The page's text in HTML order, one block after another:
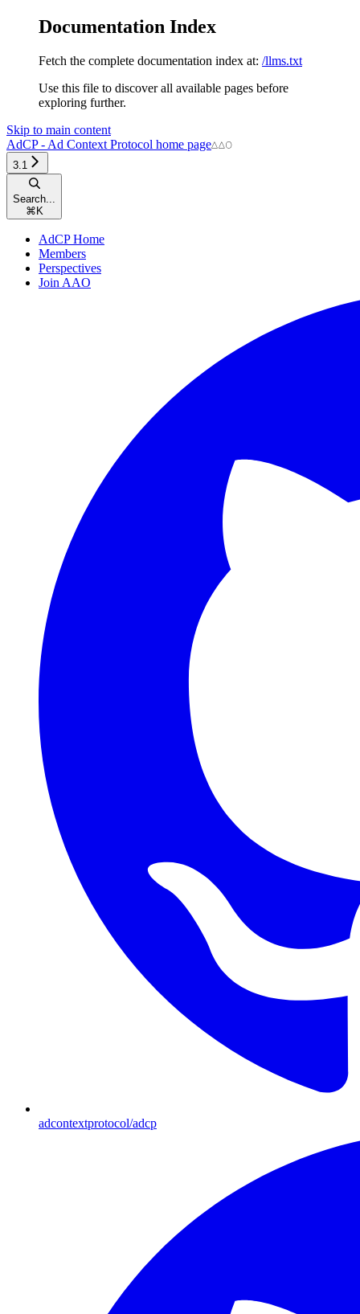
Documentation Index
Fetch the complete documentation index at: /llms.txt
Use this file to discover all available pages before
exploring further.
Skip to main content
AdCP - Ad Context Protocol home page
3.1
Search...
⌘ K
AdCP Home
Members
Perspectives
Join AAO
adcontextprotocol/adcp